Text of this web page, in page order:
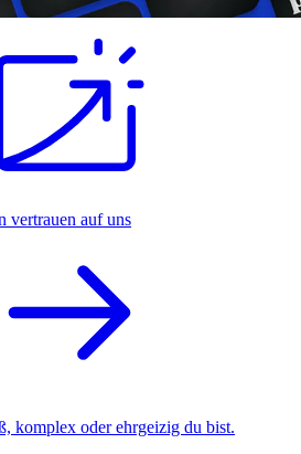
vertrauen auf uns
komplex oder ehrgeizig du bist.